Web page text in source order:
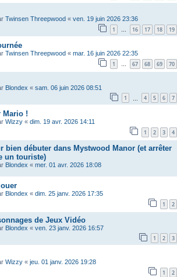
Twinsen Threepwood « ven. 19 juin 2026 23:36
1 … 16 17 18 19
Twinsen Threepwood « mar. 16 juin 2026 22:35
1 … 67 68 69 70
Blondex « sam. 06 juin 2026 08:51
1 4 5 6 7
Mario !
Wizzy « dim. 19 avr. 2026 14:11
1 2 3 4
bien débuter dans Mystwood Manor (et arrêter
un touriste)
Blondex « mer. 01 avr. 2026 18:08
Blondex « dim. 25 janv. 2026 17:35
1 2
de Jeux Vidéo
Blondex « ven. 23 janv. 2026 16:57
1 2 3
Wizzy « jeu. 01 janv. 2026 19:28
1 2